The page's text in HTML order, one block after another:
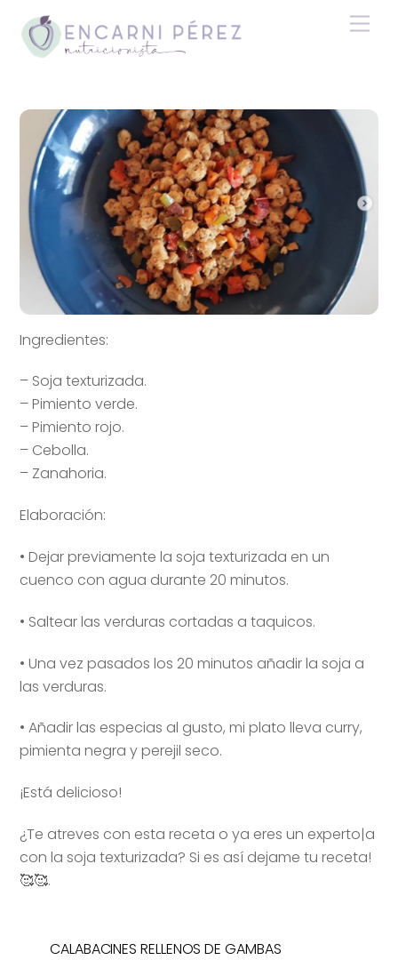
content
Ingredientes:
– Soja texturizada.
– Pimiento verde.
– Pimiento rojo.
– Cebolla.
– Zanahoria.
Elaboración:
• Dejar previamente la soja texturizada en un
cuenco con agua durante 20 minutos.
• Saltear las verduras cortadas a taquicos.
• Una vez pasados los 20 minutos añadir la soja a
las verduras.
• Añadir las especias al gusto, mi plato lleva curry,
pimienta negra y perejil seco.
¡Está delicioso!
¿Te atreves con esta receta o ya eres un experto|a
con la soja texturizada? Si es así dejame tu receta!
🥰🥰.
CALABACINES RELLENOS DE GAMBAS